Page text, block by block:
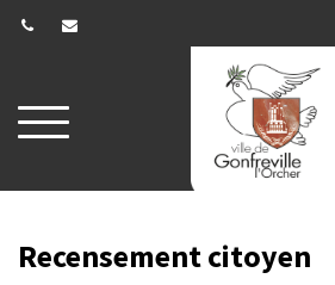
Aller
à
navigation
Recensement citoyen